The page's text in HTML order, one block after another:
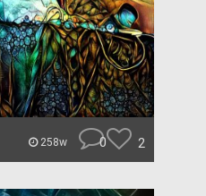
258w 0 2